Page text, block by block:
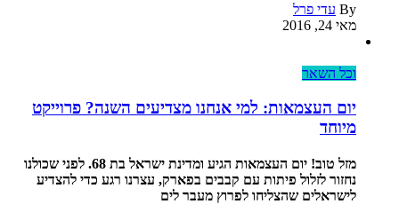
By עדי פרל
מאי 24, 2016
וכל השאר
יום העצמאות: למי אנחנו מצדיעים השנה? פרוייקט
מיוחד
מזל טוב! יום העצמאות הגיע ומדינת ישראל בת 68. לפני שכולנו
נחזור לזלול פיתות עם קבבים בפארק, עצרנו רגע כדי להצדיע
לישראלים שהצליחו לפרוץ מעבר לים